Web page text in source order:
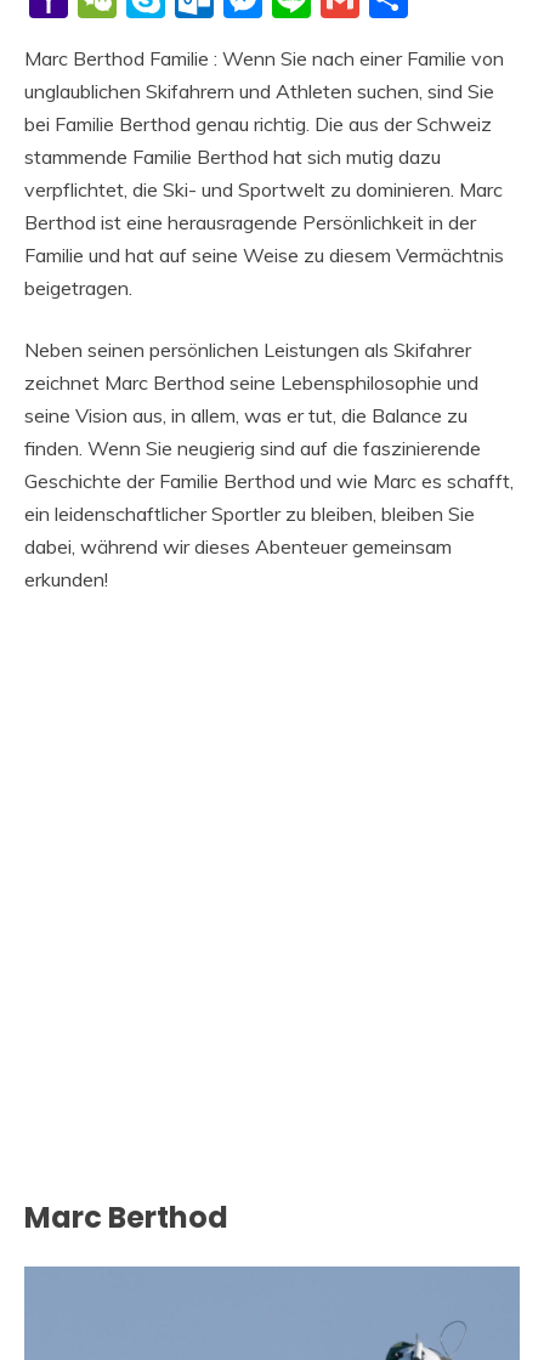
Marc Berthod Familie : Wenn Sie nach einer Familie von
unglaublichen Skifahrern und Athleten suchen, sind Sie
bei Familie Berthod genau richtig. Die aus der Schweiz
stammende Familie Berthod hat sich mutig dazu
verpflichtet, die Ski- und Sportwelt zu dominieren. Marc
Berthod ist eine herausragende Persönlichkeit in der
Familie und hat auf seine Weise zu diesem Vermächtnis
beigetragen.
Neben seinen persönlichen Leistungen als Skifahrer
zeichnet Marc Berthod seine Lebensphilosophie und
seine Vision aus, in allem, was er tut, die Balance zu
finden. Wenn Sie neugierig sind auf die faszinierende
Geschichte der Familie Berthod und wie Marc es schafft,
ein leidenschaftlicher Sportler zu bleiben, bleiben Sie
dabei, während wir dieses Abenteuer gemeinsam
erkunden!
Marc Berthod